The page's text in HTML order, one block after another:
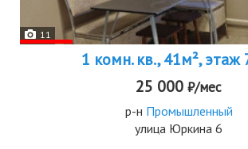
11
1 комн. кв., 41м², этаж
25 000 ₽/мес
р-н Промышленный
улица Юркина 6